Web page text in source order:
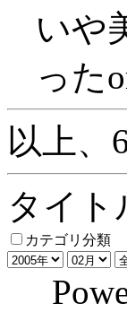
いや
った
以上、
タイト
カテゴリ分類